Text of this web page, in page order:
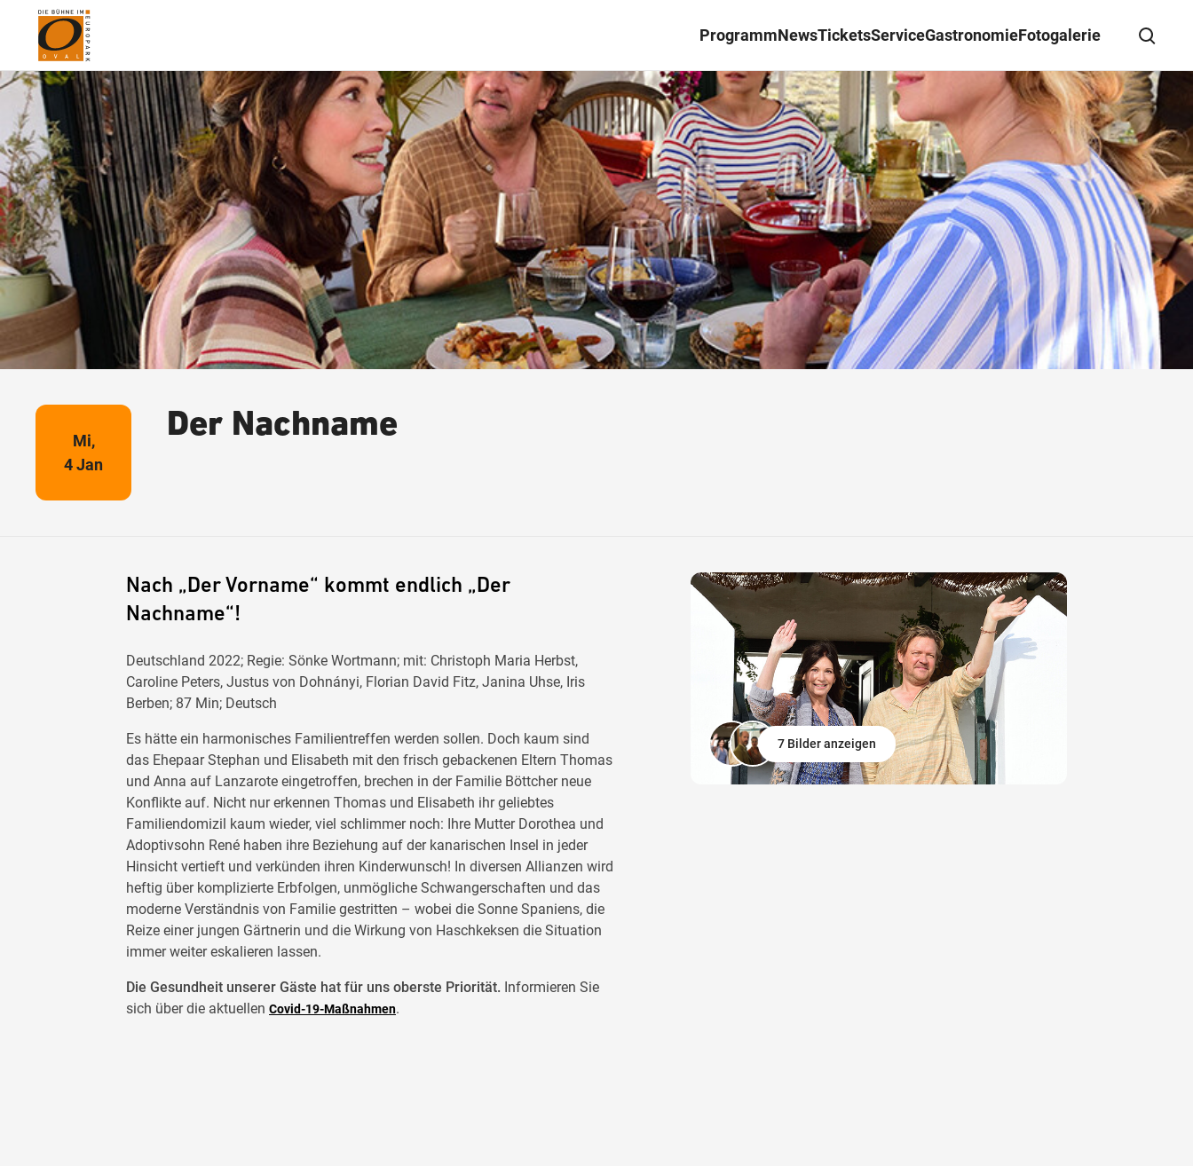
ProgrammNewsTicketsServiceGastronomieFotogalerie
Suche schließen
Wegbeschreibung erhalten
Mi,
4 Jan
Der Nachname
Nach „Der Vorname“ kommt endlich „Der
Nachname“!
Deutschland 2022; Regie: Sönke Wortmann; mit: Christoph Maria Herbst,
Caroline Peters, Justus von Dohnányi, Florian David Fitz, Janina Uhse, Iris
Berben; 87 Min; Deutsch
Es hätte ein harmonisches Familientreffen werden sollen. Doch kaum sind
das Ehepaar Stephan und Elisabeth mit den frisch gebackenen Eltern Thomas
und Anna auf Lanzarote eingetroffen, brechen in der Familie Böttcher neue
Konflikte auf. Nicht nur erkennen Thomas und Elisabeth ihr geliebtes
Familiendomizil kaum wieder, viel schlimmer noch: Ihre Mutter Dorothea und
Adoptivsohn René haben ihre Beziehung auf der kanarischen Insel in jeder
Hinsicht vertieft und verkünden ihren Kinderwunsch! In diversen Allianzen wird
heftig über komplizierte Erbfolgen, unmögliche Schwangerschaften und das
moderne Verständnis von Familie gestritten – wobei die Sonne Spaniens, die
Reize einer jungen Gärtnerin und die Wirkung von Haschkeksen die Situation
immer weiter eskalieren lassen.
Die Gesundheit unserer Gäste hat für uns oberste Priorität. Informieren Sie
sich über die aktuellen Covid-19-Maßnahmen.
7 Bilder anzeigen